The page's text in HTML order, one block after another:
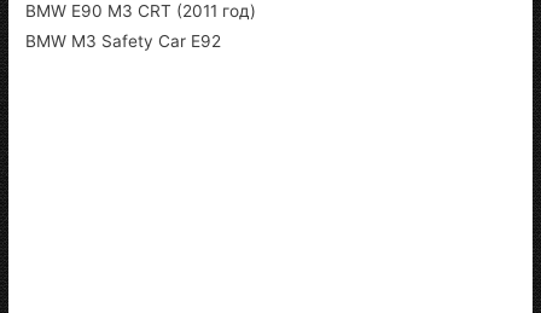
BMW E90 M3 CRT (2011 год)
BMW M3 Safety Car E92